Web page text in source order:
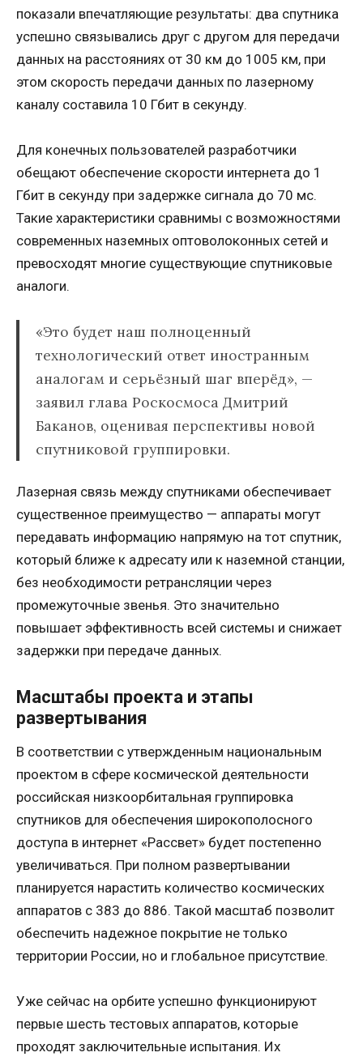
показали впечатляющие результаты: два спутника
успешно связывались друг с другом для передачи
данных на расстояниях от 30 км до 1005 км, при
этом скорость передачи данных по лазерному
каналу составила 10 Гбит в секунду.
Для конечных пользователей разработчики
обещают обеспечение скорости интернета до 1
Гбит в секунду при задержке сигнала до 70 мс.
Такие характеристики сравнимы с возможностями
современных наземных оптоволоконных сетей и
превосходят многие существующие спутниковые
аналоги.
«Это будет наш полноценный
технологический ответ иностранным
аналогам и серьёзный шаг вперёд», —
заявил глава Роскосмоса Дмитрий
Баканов, оценивая перспективы новой
спутниковой группировки.
Лазерная связь между спутниками обеспечивает
существенное преимущество — аппараты могут
передавать информацию напрямую на тот спутник,
который ближе к адресату или к наземной станции,
без необходимости ретрансляции через
промежуточные звенья. Это значительно
повышает эффективность всей системы и снижает
задержки при передаче данных.
Масштабы проекта и этапы
развертывания
В соответствии с утвержденным национальным
проектом в сфере космической деятельности
российская низкоорбитальная группировка
спутников для обеспечения широкополосного
доступа в интернет «Рассвет» будет постепенно
увеличиваться. При полном развертывании
планируется нарастить количество космических
аппаратов с 383 до 886. Такой масштаб позволит
обеспечить надежное покрытие не только
территории России, но и глобальное присутствие.
Уже сейчас на орбите успешно функционируют
первые шесть тестовых аппаратов, которые
проходят заключительные испытания. Их